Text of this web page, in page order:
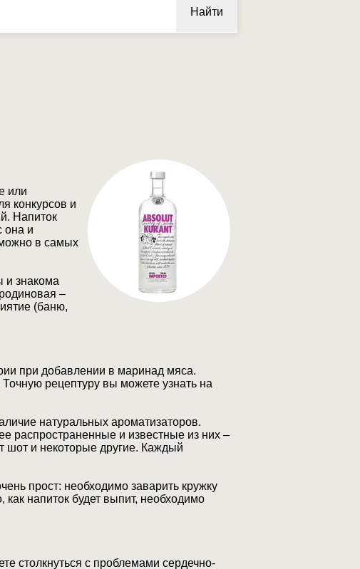
Найти
или
конкурсов и
Напиток
она и
можно в самых
и знакома
–
(баню,
при добавлении в маринад мяса.
рецептуру вы можете узнать на
натуральных ароматизаторов.
распространенные и известные из них –
шот и некоторые другие. Каждый
прост: необходимо заварить кружку
напиток будет выпит, необходимо
столкнуться с проблемами сердечно-